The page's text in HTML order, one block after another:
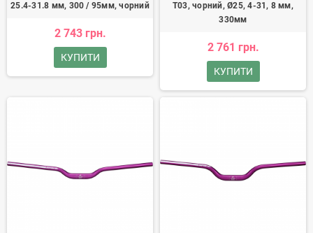
25.4-31.8 мм, 300 / 95мм, чорний
2 743 грн.
КУПИТИ
T03, чорний, Ø25, 4-31, 8 мм,
330мм
2 761 грн.
КУПИТИ